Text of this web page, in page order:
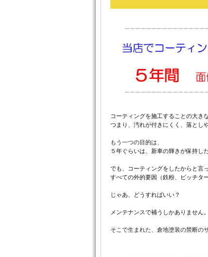
コーティングを施工することの大き
つまり、汚れが付きにくく、落とし
もう一つの目的は、
５年ぐらいは、新車の輝きが保持し
でも、コーティングをしたからと言っ
すべての外的要因（鉄粉、ピッチタ
じゃあ、どうすればいい？
メンテナンスで補うしかありません。
そこで生まれた、倉地塗装の禁断の